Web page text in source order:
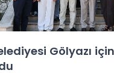
Gölyazı